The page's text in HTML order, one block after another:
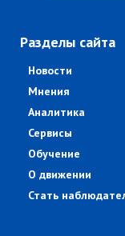
Разделы сайта
Новости
Мнения
Аналитика
Сервисы
Обучение
О движении
Стать